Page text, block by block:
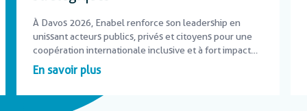
À Davos 2026, Enabel renforce son leadership en
unissant acteurs publics, privés et citoyens pour une
coopération internationale inclusive et à fort impact
local.
En savoir plus